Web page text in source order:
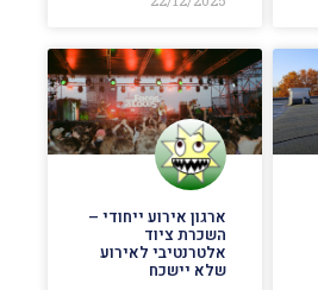
ארגון אירוע ייחודי –
השכרת ציוד
אלטרנטיבי לאירוע
שלא יישכח